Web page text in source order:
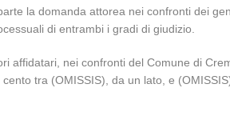
la domanda attorea nei confronti dei
di entrambi i gradi di giudizio.
affidatari, nei confronti del Comune di
tra (OMISSIS), da un lato, e